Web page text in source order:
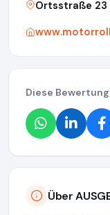
Ortsstraße 23
Diese
Über